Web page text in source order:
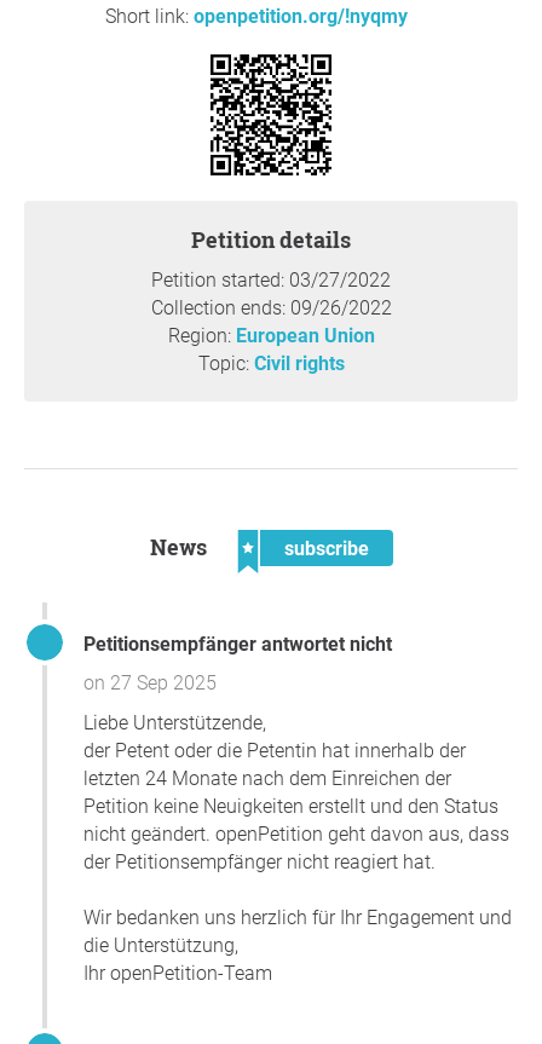
partes, incluso en jardines y en las instalaciones de los
propagación de plantas raras con personas interesadas a
través de tiendas web. La UE puso en vigor un elaborado
sistema de control hace unos años. Actualmente están
reevaluando sus disposiciones con respecto a las tiendas
web. Esta es la oportunidad para que los ahorradores de
El control general de los jardineros aficionados no es la
que están conservando la biodiversidad de plantas
cultivadas y están utilizando tiendas web para llegar a
personas con las mismas ideas, ahora deben registrarse.
Es probable que esto afecte a la mayoría de los
También pueden pagarle a un operador autorizado para
que lo haga por ellos. Para algunas plantas
particularmente susceptibles a ciertas plagas, entre ellas
los tomates y los frijoles, se deben emitir pasaportes
fitosanitarios para cada venta de la tienda web.
Debido al pequeño tamaño de los lotes, los costos
adicionales de administración aumentarían el precio de
las semillas de diversidad considerablemente más que
las variedades de semillas comerciales masivas. Un
esquema de recuperación de costos no ayudaría, porque
incluso esto significa una administración adicional.
Además, cualquier “regulación más ligera”, que unos han
propuesto, no ayudaría, ya que todavía se requere el
registro de personas comprometidas con la conservación
de la diversidad. Los guardadores de semillas no tienen ni
el tiempo ni el dinero para una administración extra. Ya
tienen plantas y posibles plagas bajo estrecha vigilancia,
Short link: openpetition.org/!nyqmy
Petition details
Petition started: 03/27/2022
Collection ends: 09/26/2022
Region: European Union
Topic: Civil rights
News subscribe
Petitionsempfänger antwortet nicht
on 27 Sep 2025
Liebe Unterstützende,
der Petent oder die Petentin hat innerhalb der
letzten 24 Monate nach dem Einreichen der
Petition keine Neuigkeiten erstellt und den Status
nicht geändert. openPetition geht davon aus, dass
der Petitionsempfänger nicht reagiert hat.
Wir bedanken uns herzlich für Ihr Engagement und
die Unterstützung,
Ihr openPetition-Team